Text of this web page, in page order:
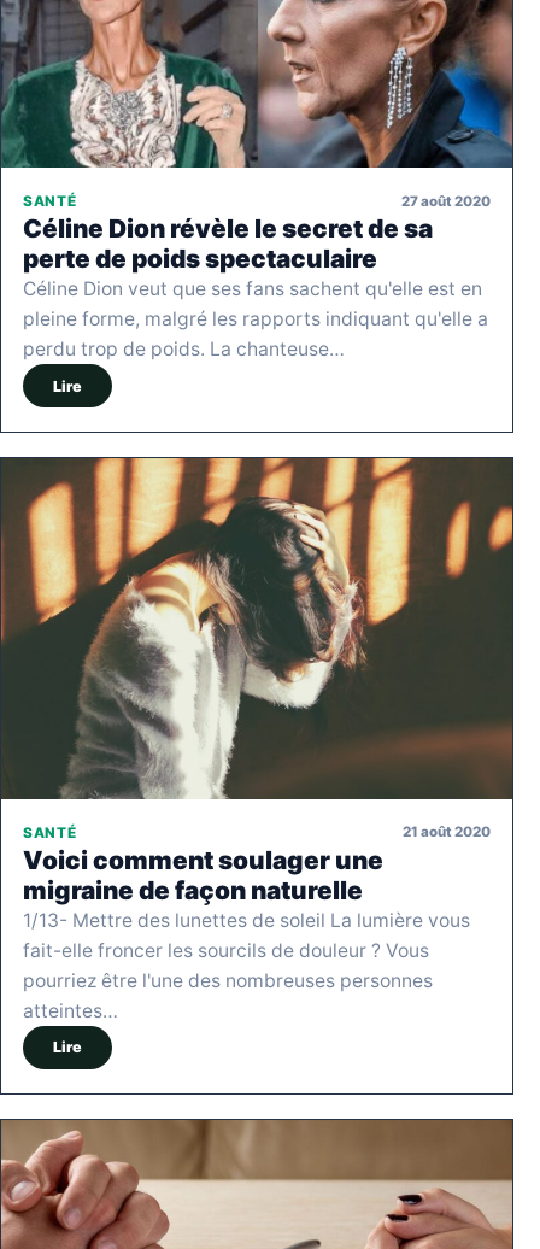
SANTÉ 27 août 2020
Céline Dion révèle le secret de sa
perte de poids spectaculaire
Céline Dion veut que ses fans sachent qu'elle est en
pleine forme, malgré les rapports indiquant qu'elle a
perdu trop de poids. La chanteuse…
Lire
SANTÉ 21 août 2020
Voici comment soulager une
migraine de façon naturelle
1/13- Mettre des lunettes de soleil La lumière vous
fait-elle froncer les sourcils de douleur ? Vous
pourriez être l'une des nombreuses personnes
atteintes…
Lire